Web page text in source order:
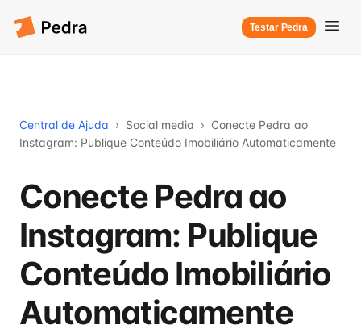
Testar Pedra
Central de Ajuda › Social media › Conecte Pedra ao
Instagram: Publique Conteúdo Imobiliário Automaticamente
Conecte Pedra ao
Instagram: Publique
Conteúdo Imobiliário
Automaticamente